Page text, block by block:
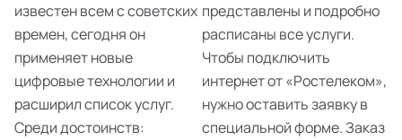
известен всем с советских
времен, сегодня он
применяет новые
цифровые технологии и
расширил список услуг.
Среди достоинств:
представлены и подробно
расписаны все услуги.
Чтобы подключить
интернет от «Ростелеком»,
нужно оставить заявку в
специальной форме. Заказ